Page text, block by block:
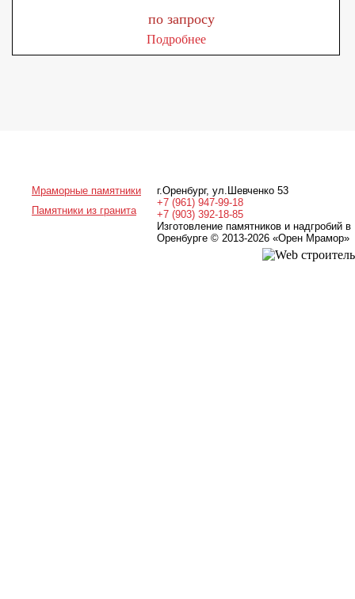
по запросу
Подробнее
Мраморные памятники
Памятники из гранита
г.Оренбург, ул.Шевченко 53
+7 (961) 947-99-18
+7 (903) 392-18-85
Изготовление памятников и надгробий в
Оренбурге © 2013-2026 «Орен Мрамор»